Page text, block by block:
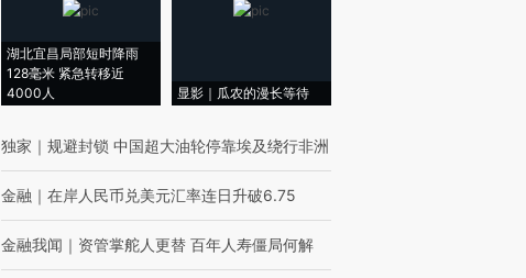
湖北宜昌局部短时降雨
128毫米 紧急转移近
4000人
显影｜瓜农的漫长等待
独家 ｜ 规避封锁 中国超大油轮停靠埃及绕行非洲
金融 ｜ 在岸人民币兑美元汇率连日升破6.75
金融我闻 ｜ 资管掌舵人更替 百年人寿僵局何解